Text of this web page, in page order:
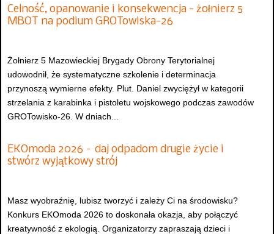
Celność, opanowanie i konsekwencja - żołnierz 5
MBOT na podium GROTowiska-26
Żołnierz 5 Mazowieckiej Brygady Obrony Terytorialnej
udowodnił, że systematyczne szkolenie i determinacja
przynoszą wymierne efekty. Plut. Daniel zwyciężył w kategorii
strzelania z karabinka i pistoletu wojskowego podczas zawodów
GROTowisko-26. W dniach...
EKOmoda 2026 – daj odpadom drugie życie i
stwórz wyjątkowy strój
Masz wyobraźnię, lubisz tworzyć i zależy Ci na środowisku?
Konkurs EKOmoda 2026 to doskonała okazja, aby połączyć
kreatywność z ekologią. Organizatorzy zapraszają dzieci i